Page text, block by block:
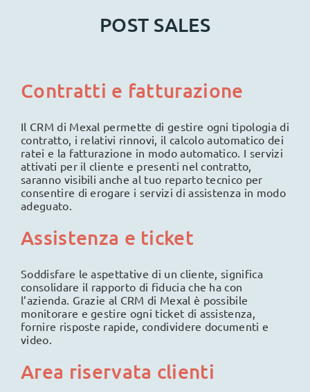
POST SALES
Contratti e fatturazione
Il CRM di Mexal permette di gestire ogni tipologia di
contratto, i relativi rinnovi, il calcolo automatico dei
ratei e la fatturazione in modo automatico. I servizi
attivati per il cliente e presenti nel contratto,
saranno visibili anche al tuo reparto tecnico per
consentire di erogare i servizi di assistenza in modo
adeguato.
Assistenza e ticket
Soddisfare le aspettative di un cliente, significa
consolidare il rapporto di fiducia che ha con
l’azienda. Grazie al CRM di Mexal è possibile
monitorare e gestire ogni ticket di assistenza,
fornire risposte rapide, condividere documenti e
video.
Area riservata clienti